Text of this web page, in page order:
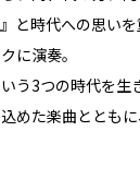
と時代への思い
に演奏。
う3つの時代を生
めた楽曲ととも